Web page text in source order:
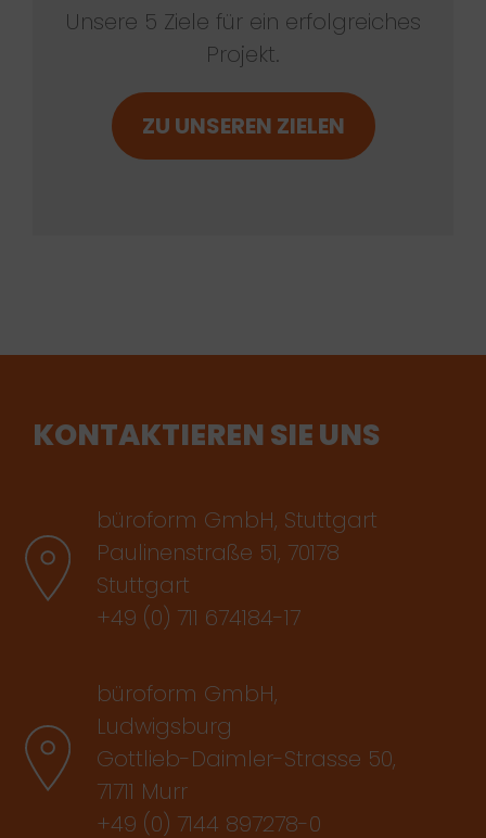
Unsere 5 Ziele für ein erfolgreiches
Projekt.
ZU UNSEREN ZIELEN
KONTAKTIEREN SIE UNS
büroform GmbH, Stuttgart
Paulinenstraße 51, 70178
Stuttgart
+49 (0) 711 674184-17
büroform GmbH,
Ludwigsburg
Gottlieb-Daimler-Strasse 50,
71711 Murr
+49 (0) 7144 897278-0